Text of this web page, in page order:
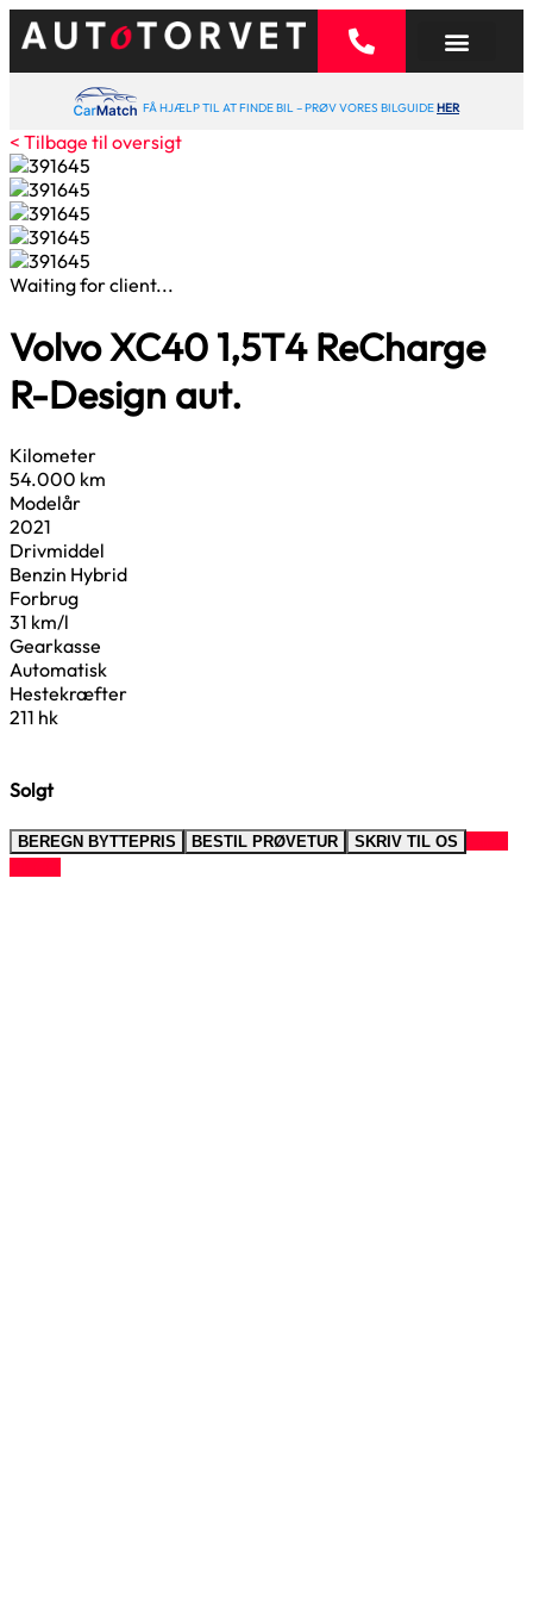
FÅ HJÆLP TIL AT FINDE BIL – PRØV VORES BILGUIDEHER
< Tilbage til oversigt
Waiting for client...
Volvo XC40 1,5T4 ReCharge
R-Design aut.
Kilometer
54.000 km
Modelår
2021
Drivmiddel
Benzin Hybrid
Forbrug
31 km/l
Gearkasse
Automatisk
Hestekræfter
211 hk
Solgt
BEREGN BYTTEPRIS BESTIL PRØVETUR SKRIV TIL OS